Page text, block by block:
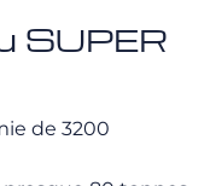
SUPER
de 3200